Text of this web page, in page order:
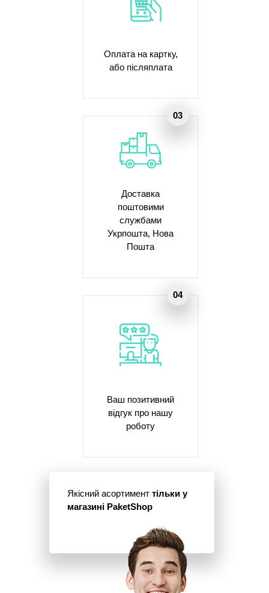
Оплата на картку,
або післяплата
Доставка
поштовими
службами
Укрпошта, Нова
Пошта
Ваш позитивний
відгук про нашу
роботу
Якісний асортимент тільки у
магазині PaketShop